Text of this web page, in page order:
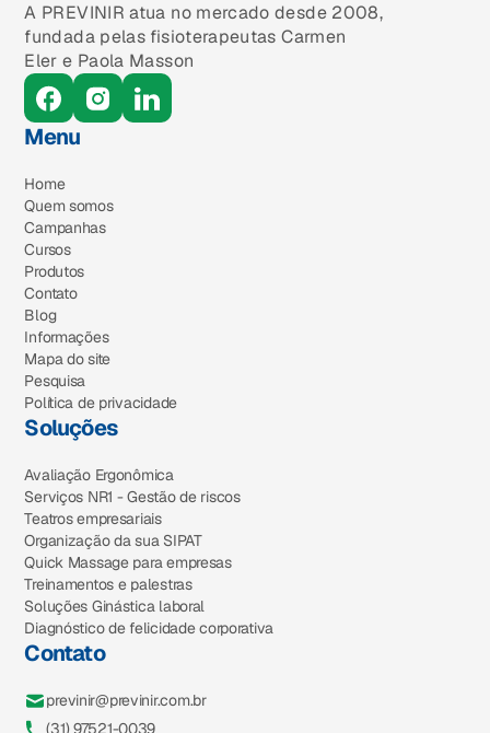
A PREVINIR atua no mercado desde 2008,
fundada pelas fisioterapeutas Carmen
Eler e Paola Masson
Menu
Home
Quem somos
Campanhas
Cursos
Produtos
Contato
Blog
Informações
Mapa do site
Pesquisa
Política de privacidade
Soluções
Avaliação Ergonômica
Serviços NR1 - Gestão de riscos
Teatros empresariais
Organização da sua SIPAT
Quick Massage para empresas
Treinamentos e palestras
Soluções Ginástica laboral
Diagnóstico de felicidade corporativa
Contato
previnir@previnir.com.br
(31) 97521-0039